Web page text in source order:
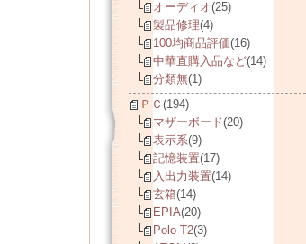
オーディオ(25)
製品修理(4)
100均商品評価(16)
中華直購入品など(14)
分類無(1)
ＰＣ (194)
マザーボード(20)
表示系(9)
記憶装置(17)
入出力装置(14)
玄箱(14)
EPIA(20)
Polo T2(3)